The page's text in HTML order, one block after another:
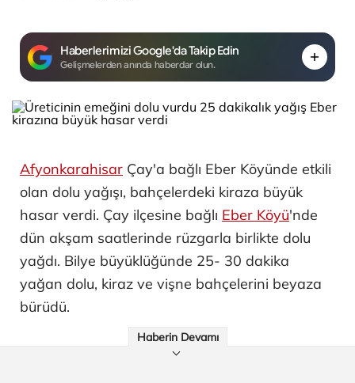
Haberlerimizi Google'da Takip Edin
Gelişmelerden anında haberdar olun.
Afyonkarahisar Çay'a bağlı Eber Köyünde etkili
olan dolu yağışı, bahçelerdeki kiraza büyük
hasar verdi. Çay ilçesine bağlı Eber Köyü'nde
dün akşam saatlerinde rüzgarla birlikte dolu
yağdı. Bilye büyüklüğünde 25- 30 dakika
yağan dolu, kiraz ve vişne bahçelerini beyaza
bürüdü.
Haberin Devamı